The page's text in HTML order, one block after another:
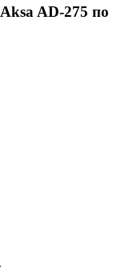
AD-275 по